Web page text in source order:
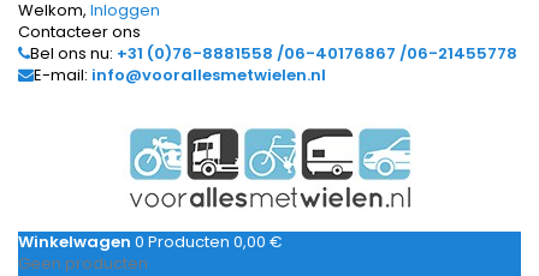
Welkom, Inloggen
Contacteer ons
Bel ons nu: +31 (0)76-8881558 /06-40176867 /06-21455778
E-mail: info@voorallesmetwielen.nl
Winkelwagen 0 Producten 0,00 €
Geen producten